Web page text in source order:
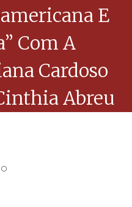
E
Com A
Cardoso
Abreu